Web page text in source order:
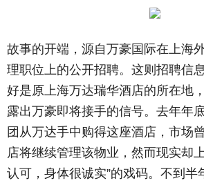
故事的开端，源自万豪国际在上海
理职位上的公开招聘。这则招聘信
好是原上海万达瑞华酒店的所在地
露出万豪即将接手的信号。去年年
团从万达手中购得这座酒店，市场
店将继续管理该物业，然而现实却
认可，身体很诚实”的戏码。不到半